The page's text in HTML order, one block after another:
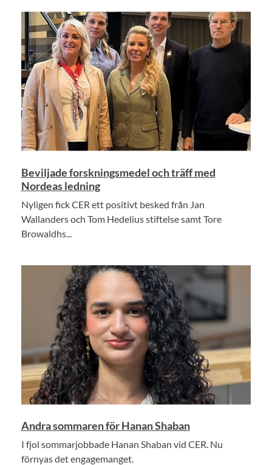
Beviljade forskningsmedel och träff med
Nordeas ledning
Nyligen fick CER ett positivt besked från Jan
Wallanders och Tom Hedelius stiftelse samt Tore
Browaldhs...
Andra sommaren för Hanan Shaban
I fjol sommarjobbade Hanan Shaban vid CER. Nu
förnyas det engagemanget.